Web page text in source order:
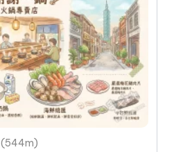
(544m)